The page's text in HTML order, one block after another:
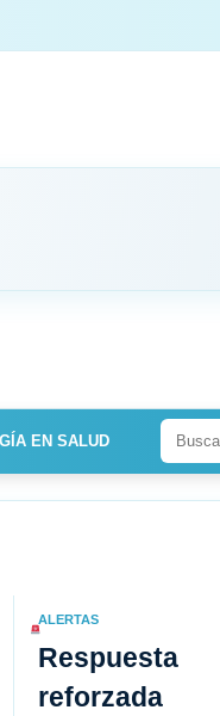
EN SALUD
ALERTAS
Respuesta
reforzada